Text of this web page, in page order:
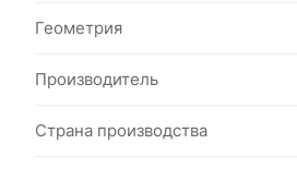
Геометрия
Производитель
Страна производства